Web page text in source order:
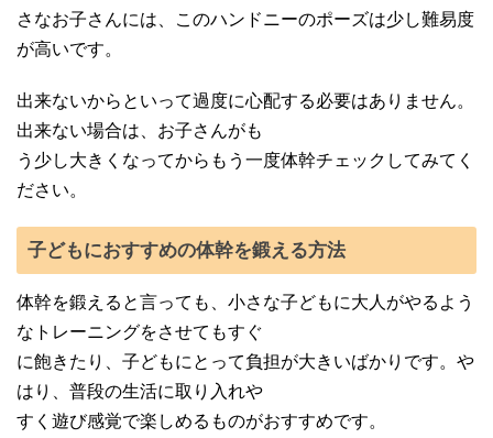
さなお子さんには、このハンドニーのポーズは少し難易度
が高いです。
出来ないからといって過度に心配する必要はありません。
出来ない場合は、お子さんがも
う少し大きくなってからもう一度体幹チェックしてみてく
ださい。
子どもにおすすめの体幹を鍛える方法
体幹を鍛えると言っても、小さな子どもに大人がやるよう
なトレーニングをさせてもすぐ
に飽きたり、子どもにとって負担が大きいばかりです。や
はり、普段の生活に取り入れや
すく遊び感覚で楽しめるものがおすすめです。